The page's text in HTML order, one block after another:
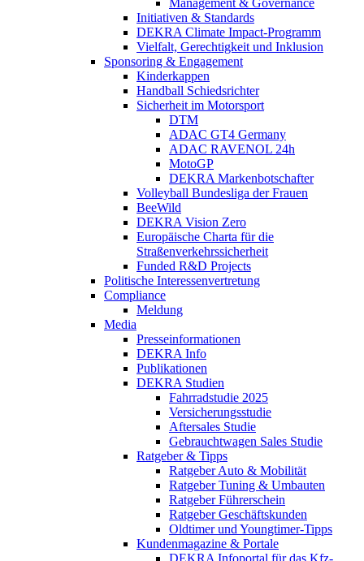
Initiativen & Standards
DEKRA Climate Impact-Programm
Vielfalt, Gerechtigkeit und Inklusion​
Sponsoring & Engagement
Kinderkappen
Handball Schiedsrichter
Sicherheit im Motorsport
DTM
ADAC GT4 Germany
ADAC RAVENOL 24h
MotoGP
DEKRA Markenbotschafter
Volleyball Bundesliga der Frauen
BeeWild
DEKRA Vision Zero
Europäische Charta für die
Straßenverkehrssicherheit
Funded R&D Projects
Politische Interessenvertretung
Compliance
Meldung
Media
Presseinformationen
DEKRA Info
Publikationen
DEKRA Studien
Fahrradstudie 2025
Versicherungsstudie
Aftersales Studie
Gebrauchtwagen Sales Studie
Ratgeber & Tipps
Ratgeber Auto & Mobilität
Ratgeber Tuning & Umbauten
Ratgeber Führerschein
Ratgeber Geschäftskunden
Oldtimer und Youngtimer-Tipps
Kundenmagazine & Portale
DEKRA Infoportal für das Kfz-